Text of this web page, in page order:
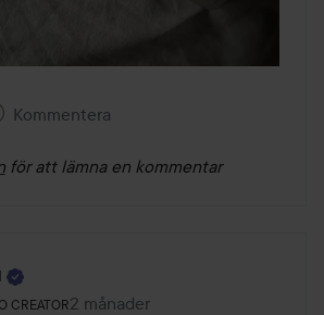
Kommentera
för att lämna en kommentar
CREATORroll: Lyko Creator.
2 månader
Inlägget skapades 2 månader